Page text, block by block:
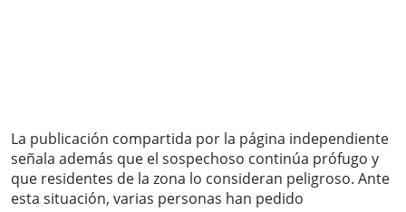
La publicación compartida por la página independiente
señala además que el sospechoso continúa prófugo y
que residentes de la zona lo consideran peligroso. Ante
esta situación, varias personas han pedido